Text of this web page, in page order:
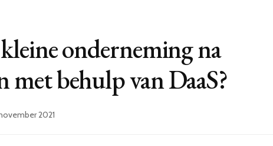
onderneming na
met behulp van DaaS?
2021